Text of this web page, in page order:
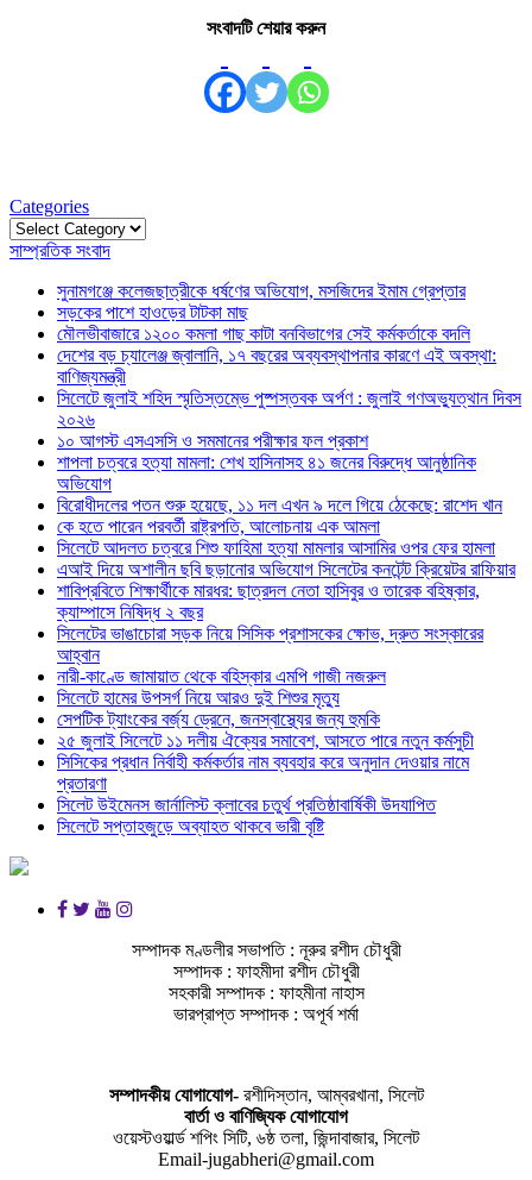
সংবাদটি শেয়ার করুন
Categories
Categories
সাম্প্রতিক সংবাদ
সুনামগঞ্জে কলেজছাত্রীকে ধর্ষণের অভিযোগ, মসজিদের ইমাম গ্রেপ্তার
সড়কের পাশে হাওড়ের টাটকা মাছ
মৌলভীবাজারে ১২০০ কমলা গাছ কাটা বনবিভাগের সেই কর্মকর্তাকে বদলি
দেশের বড় চ্যালেঞ্জ জ্বালানি, ১৭ বছরের অব্যবস্থাপনার কারণে এই অবস্থা:
বাণিজ্যমন্ত্রী
সিলেটে জুলাই শহিদ স্মৃতিস্তম্ভে পুষ্পস্তবক অর্পণ : জুলাই গণঅভ্যুত্থান দিবস
২০২৬
১০ আগস্ট এসএসসি ও সমমানের পরীক্ষার ফল প্রকাশ
শাপলা চত্বরে হত্যা মামলা: শেখ হাসিনাসহ ৪১ জনের বিরুদ্ধে আনুষ্ঠানিক
অভিযোগ
বিরোধীদলের পতন শুরু হয়েছে, ১১ দল এখন ৯ দলে গিয়ে ঠেকেছে: রাশেদ খান
কে হতে পারেন পরবর্তী রাষ্ট্রপতি, আলোচনায় এক আমলা
সিলেটে আদলত চত্বরে শিশু ফাহিমা হত্যা মামলার আসামির ওপর ফের হামলা
এআই দিয়ে অশালীন ছবি ছড়ানোর অভিযোগ সিলেটের কনটেন্ট ক্রিয়েটর রাফিয়ার
শাবিপ্রবিতে শিক্ষার্থীকে মারধর: ছাত্রদল নেতা হাসিবুর ও তারেক বহিষ্কার,
ক্যাম্পাসে নিষিদ্ধ ২ বছর
সিলেটের ভাঙাচোরা সড়ক নিয়ে সিসিক প্রশাসকের ক্ষোভ, দ্রুত সংস্কারের
আহ্বান
নারী-কাণ্ডে জামায়াত থেকে বহিস্কার এমপি গাজী নজরুল
সিলেটে হামের উপসর্গ নিয়ে আরও দুই শিশুর মৃত্যু
সেপটিক ট্যাংকের বর্জ্য ড্রেনে, জনস্বাস্থ্যের জন্য হুমকি
২৫ জুলাই সিলেটে ১১ দলীয় ঐক্যের সমাবেশ, আসতে পারে নতুন কর্মসুচী
সিসিকের প্রধান নির্বাহী কর্মকর্তার নাম ব্যবহার করে অনুদান দেওয়ার নামে
প্রতারণা
সিলেট উইমেনস জার্নালিস্ট ক্লাবের চতুর্থ প্রতিষ্ঠাবার্ষিকী উদযাপিত
সিলেটে সপ্তাহজুড়ে অব্যাহত থাকবে ভারী বৃষ্টি
সম্পাদক মণ্ডলীর সভাপতি : নূরুর রশীদ চৌধুরী
সম্পাদক : ফাহমীদা রশীদ চৌধুরী
সহকারী সম্পাদক : ফাহমীনা নাহাস
ভারপ্রাপ্ত সম্পাদক : অপূর্ব শর্মা
সম্পাদকীয় যােগাযোগ-রশীদিস্তান, আম্বরখানা, সিলেট
বার্তা ও বাণিজ্যিক যোগাযােগ
ওয়েস্টওয়ার্ল্ড শপিং সিটি, ৬ষ্ঠ তলা, জিন্দাবাজার, সিলেট
Email-jugabheri@gmail.com